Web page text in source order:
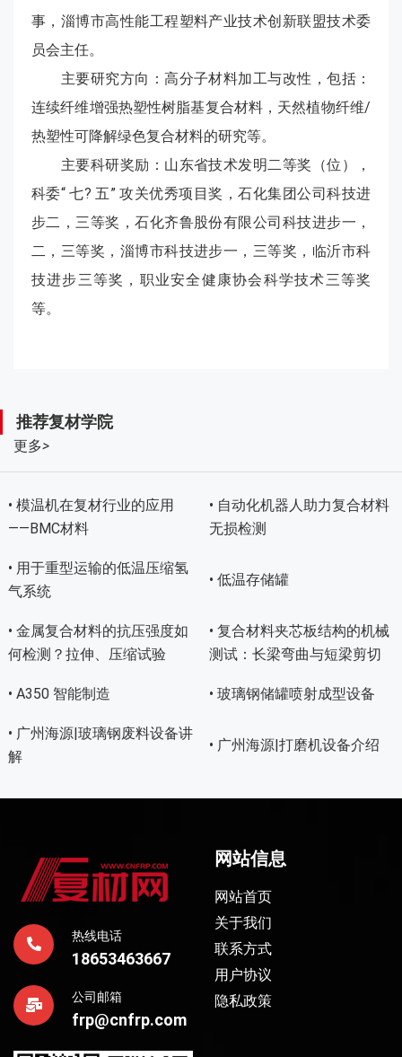
事，淄博市高性能工程塑料产业技术创新联盟技术委
员会主任。
主要研究方向：高分子材料加工与改性，包括：
连续纤维增强热塑性树脂基复合材料，天然植物纤维/
热塑性可降解绿色复合材料的研究等。
主要科研奖励：山东省技术发明二等奖（位），
科委“ 七? 五” 攻关优秀项目奖，石化集团公司科技进
步二，三等奖，石化齐鲁股份有限公司科技进步一，
二，三等奖，淄博市科技进步一，三等奖，临沂市科
技进步三等奖，职业安全健康协会科学技术三等奖
等。
推荐复材学院
更多>
• 模温机在复材行业的应用
——BMC材料
• 自动化机器人助力复合材料
无损检测
• 用于重型运输的低温压缩氢
气系统
• 低温存储罐
• 金属复合材料的抗压强度如
何检测？拉伸、压缩试验
• 复合材料夹芯板结构的机械
测试：长梁弯曲与短梁剪切
• A350 智能制造 • 玻璃钢储罐喷射成型设备
• 广州海源|玻璃钢废料设备讲
解
• 广州海源|打磨机设备介绍
热线电话
18653463667
公司邮箱
frp@cnfrp.com
网站信息
网站首页
关于我们
联系方式
用户协议
隐私政策